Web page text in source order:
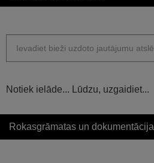
Notiek ielāde... Lūdzu, uzgaidiet...
Rokasgrāmatas un dokumentācija